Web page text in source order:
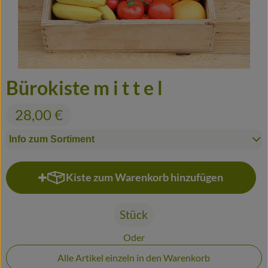
Frisches
Haltbares
Durstlöscher
Putz- und Waschmittel
Gutscheine
Biomitter
Bürokiste m i t t e l
28,00 €
Info zum Sortiment
Kiste zum Warenkorb hinzufügen
Kiste zum Warenkorb hinzufügen
Stück
Oder
Alle Artikel einzeln in den Warenkorb